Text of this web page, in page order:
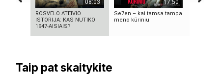
08:03
ROSVELO ATEIVIO
ISTORIJA: KAS NUTIKO
1947-AISIAIS?
17:50
Se7en – kai tamsa tampa
meno kūriniu
Taip pat skaitykite